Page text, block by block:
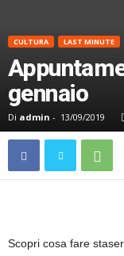
CULTURA LAST MINUTE
gennaio
Di admin - 13/09/2019
Scopri cosa fare